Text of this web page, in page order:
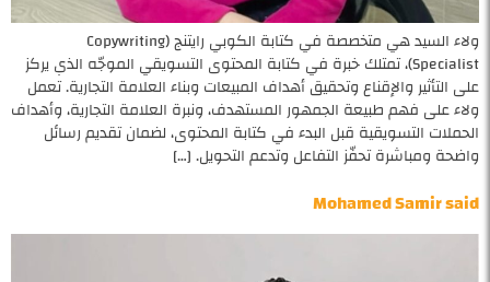
ولاء السيد هي متخصصة في كتابة الكوبي رايتنج (Copywriting
Specialist)، تمتلك خبرة في كتابة المحتوى التسويقي الموجّه الذي يركز
على التأثير والإقناع وتحقيق أهداف المبيعات وبناء العلامة التجارية. تعمل
ولاء على فهم طبيعة الجمهور المستهدف، ونبرة العلامة التجارية، وأهداف
الحملات التسويقية قبل البدء في كتابة المحتوى، لضمان تقديم رسائل
واضحة ومباشرة تحفّز التفاعل وتدعم التحويل. […]
Mohamed Samir said